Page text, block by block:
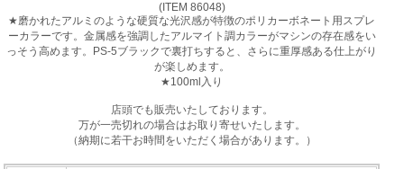
(ITEM 86048)
★磨かれたアルミのような硬質な光沢感が特徴のポリカーボネート用スプレ
ーカラーです。金属感を強調したアルマイト調カラーがマシンの存在感をい
っそう高めます。PS-5ブラックで裏打ちすると、さらに重厚感ある仕上がり
が楽しめます。
★100ml入り
店頭でも販売いたしております。
万が一売切れの場合はお取り寄せいたします。
（納期に若干お時間をいただく場合があります。）